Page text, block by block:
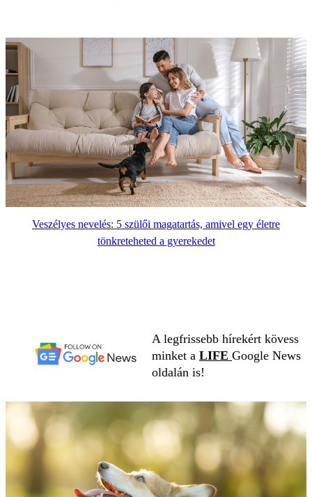
Veszélyes nevelés: 5 szülői magatartás, amivel egy életre
tönkreteheted a gyerekedet
A legfrissebb hírekért kövess
minket a LIFE Google News
oldalán is!